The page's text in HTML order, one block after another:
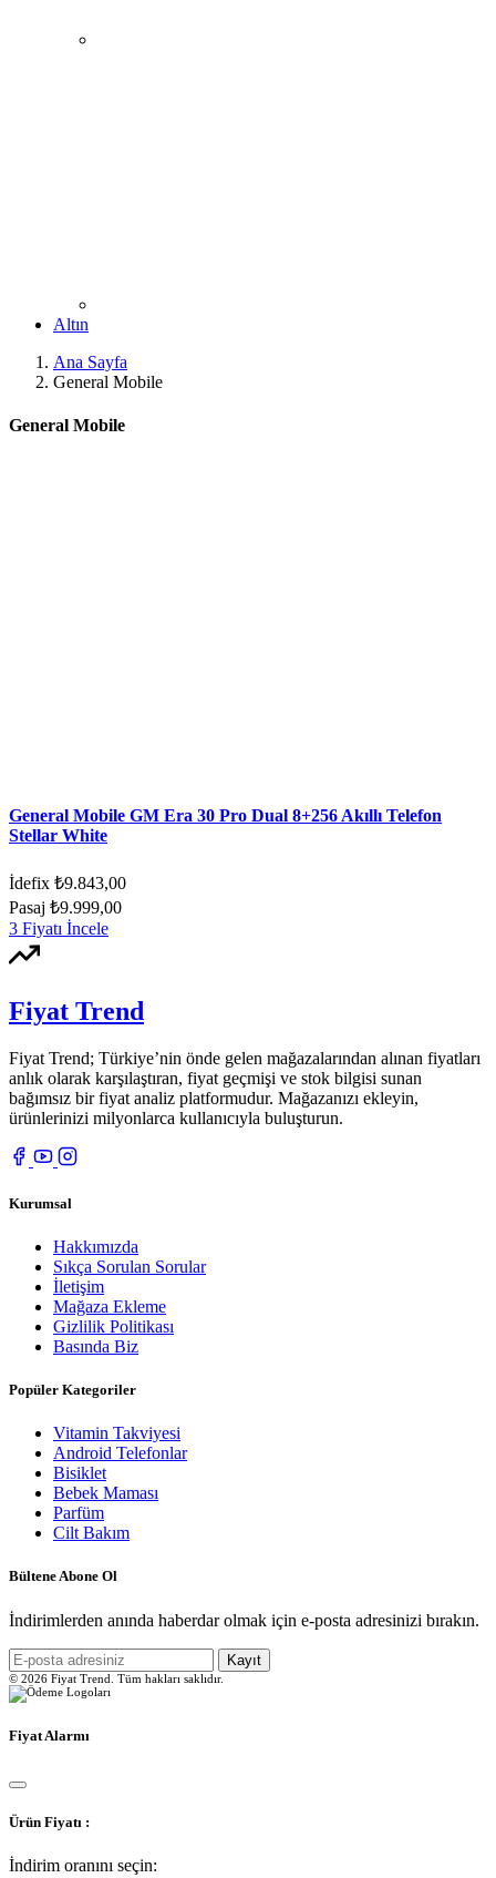
Altın
Ana Sayfa
General Mobile
General Mobile
General Mobile GM Era 30 Pro Dual 8+256 Akıllı Telefon
Stellar White
İdefix ₺9.843,00
Pasaj ₺9.999,00
3 Fiyatı İncele
Fiyat Trend
Fiyat Trend; Türkiye’nin önde gelen mağazalarından alınan fiyatları
anlık olarak karşılaştıran, fiyat geçmişi ve stok bilgisi sunan
bağımsız bir fiyat analiz platformudur. Mağazanızı ekleyin,
ürünlerinizi milyonlarca kullanıcıyla buluşturun.
Kurumsal
Hakkımızda
Sıkça Sorulan Sorular
İletişim
Mağaza Ekleme
Gizlilik Politikası
Basında Biz
Popüler Kategoriler
Vitamin Takviyesi
Android Telefonlar
Bisiklet
Bebek Maması
Parfüm
Cilt Bakım
Bültene Abone Ol
İndirimlerden anında haberdar olmak için e-posta adresinizi bırakın.
Kayıt
© 2026 Fiyat Trend. Tüm hakları saklıdır.
Fiyat Alarmı
Ürün Fiyatı :
İndirim oranını seçin: